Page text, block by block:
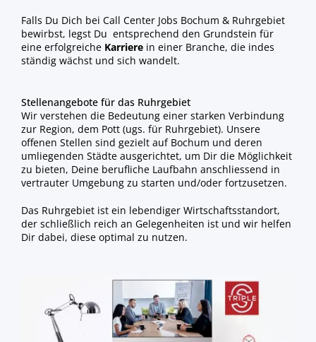
Falls Du Dich bei Call Center Jobs Bochum & Ruhrgebiet
bewirbst, legst Du entsprechend den Grundstein für
eine erfolgreiche Karriere in einer Branche, die indes
ständig wächst und sich wandelt.
Stellenangebote für das Ruhrgebiet
Wir verstehen die Bedeutung einer starken Verbindung
zur Region, dem Pott (ugs. für Ruhrgebiet). Unsere
offenen Stellen sind gezielt auf Bochum und deren
umliegenden Städte ausgerichtet, um Dir die Möglichkeit
zu bieten, Deine berufliche Laufbahn anschliessend in
vertrauter Umgebung zu starten und/oder fortzusetzen.
Das Ruhrgebiet ist ein lebendiger Wirtschaftsstandort,
der schließlich reich an Gelegenheiten ist und wir helfen
Dir dabei, diese optimal zu nutzen.